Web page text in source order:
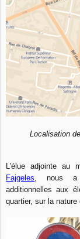
Localisation
L'élue adjointe au
Fajgeles , nous a
additionnelles aux
quartier, sur la nature